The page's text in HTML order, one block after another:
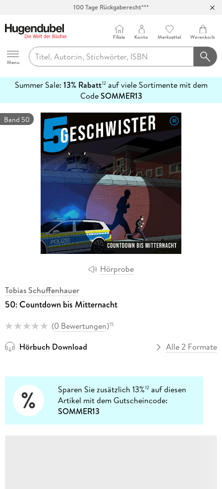
Hugendubel
Menu
Filiale Konto Merkzettel Warenkorb
Summer Sale: 13% Rabatt12auf viele Sortimente mit dem
CodeSOMMER13
erfahren
Hörprobe
Band 50
Tobias Schuffenhauer
50: Countdown bis Mitternacht
(0 Bewertungen)15
Hörbuch Download Alle 2 Formate
Sparen Sie zusätzlich 13%12 auf diesen
Artikel mit dem Gutscheincode:
SOMMER13